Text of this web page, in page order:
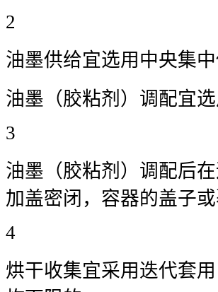
2
油墨供给宜选用中央集
油墨（胶粘剂）调配宜
3
油墨（胶粘剂）调配后
加盖密闭，容器的盖子
4
烘干收集宜采用迭代套